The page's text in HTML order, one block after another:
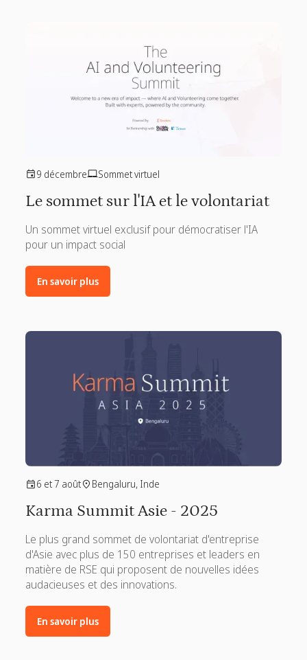
9 décembre Sommet virtuel
Le sommet sur l'IA et le volontariat
Un sommet virtuel exclusif pour démocratiser l'IA
pour un impact social
En savoir plus
6 et 7 août Bengaluru, Inde
Karma Summit Asie - 2025
Le plus grand sommet de volontariat d'entreprise
d'Asie avec plus de 150 entreprises et leaders en
matière de RSE qui proposent de nouvelles idées
audacieuses et des innovations.
En savoir plus